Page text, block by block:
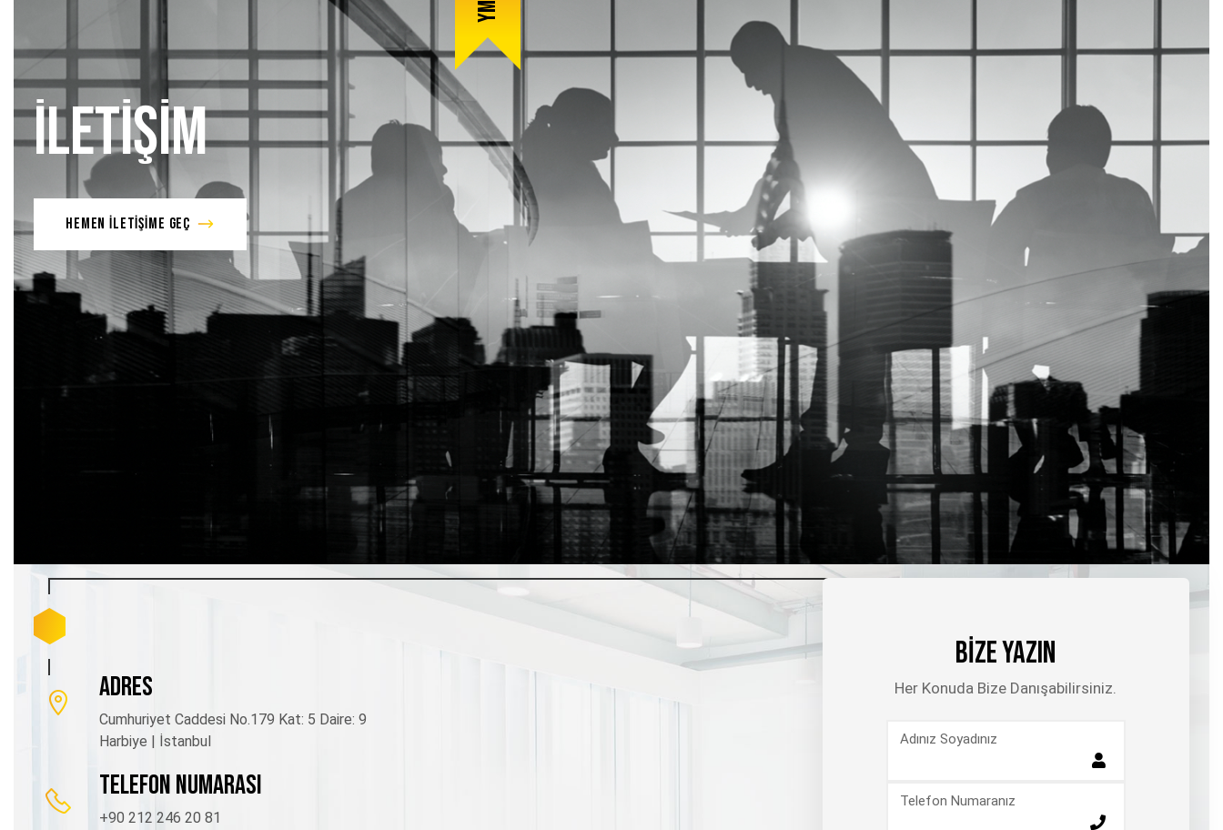
İLETİŞİM
HEMEN İLETİŞİME GEÇ
ADRES
Cumhuriyet Caddesi No.179 Kat: 5 Daire: 9
Harbiye | İstanbul
TELEFON NUMARASI
+90 212 246 20 81
BİZE YAZIN
Her Konuda Bize Danışabilirsiniz.
Adınız Soyadınız
Telefon Numaranız